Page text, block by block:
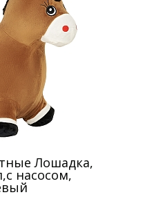
Лошадка,
насосом,